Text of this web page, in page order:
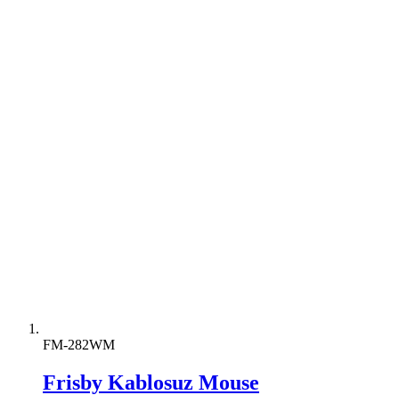
FM-282WM
Frisby Kablosuz Mouse